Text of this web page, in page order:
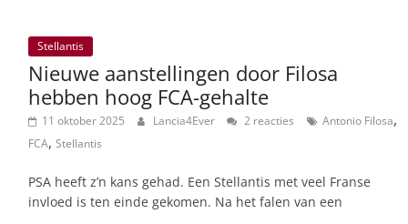
Stellantis
Nieuwe aanstellingen door Filosa
hebben hoog FCA-gehalte
11 oktober 2025 Lancia4Ever 2 reacties Antonio Filosa,
FCA, Stellantis
PSA heeft z’n kans gehad. Een Stellantis met veel Franse
invloed is ten einde gekomen. Na het falen van een